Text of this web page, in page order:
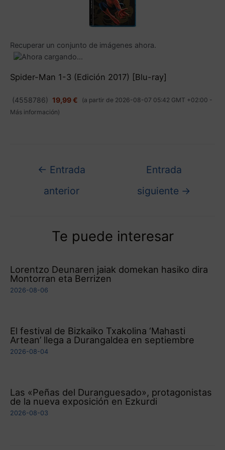
Recuperar un conjunto de imágenes ahora.
Spider-Man 1-3 (Edición 2017) [Blu-ray]
(4558786) 19,99 €
(a partir de 2026-08-07 05:42 GMT +02:00 -
Más información)
← Entrada
anterior
Entrada
siguiente →
Te puede interesar
Lorentzo Deunaren jaiak domekan hasiko dira
Montorran eta Berrizen
2026-08-06
El festival de Bizkaiko Txakolina ‘Mahasti
Artean’ llega a Durangaldea en septiembre
2026-08-04
Las «Peñas del Duranguesado», protagonistas
de la nueva exposición en Ezkurdi
2026-08-03